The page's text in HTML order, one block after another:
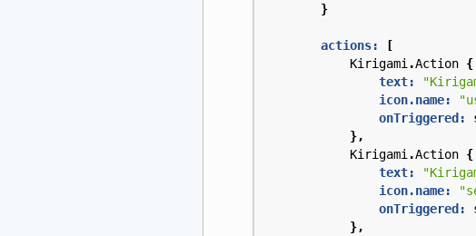
}
actions:
[
Kirigami.Action {
text:
icon.name:
onTriggered:
},
Kirigami.Action {
text:
icon.name:
onTriggered:
},